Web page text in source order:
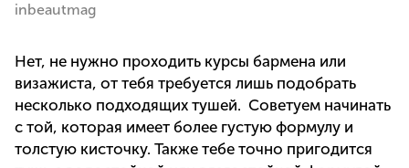
inbeautmag
Нет, не нужно проходить курсы бармена или
визажиста, от тебя требуется лишь подобрать
несколько подходящих тушей. Советуем начинать
с той, которая имеет более густую формулу и
толстую кисточку. Также тебе точно пригодится